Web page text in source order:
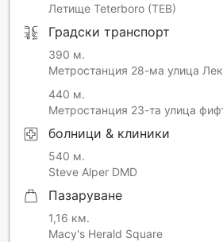
Летище Teterboro (TEB)
Градски транспорт
390 м.
Метростанция 28-ма улица
440 м.
Метростанция 23-та улица
болници & клиники
540 м.
Steve Alper DMD
Пазаруване
1,16 км.
Macy's Herald Square